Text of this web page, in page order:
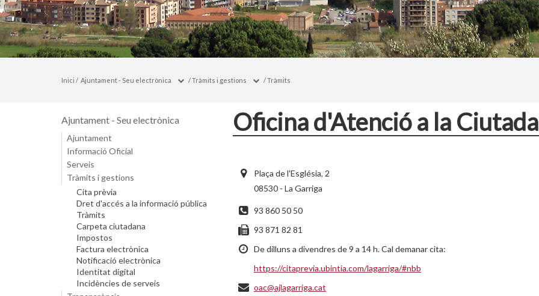
Inici / Ajuntament - Seu electrònica /Tràmits i gestions /Tràmits
Ajuntament - Seu electrònica
Ajuntament
Informació Oficial
Serveis
Tràmits i gestions
Cita prèvia
Dret d'accés a la informació pública
Tràmits
Carpeta ciutadana
Impostos
Factura electrònica
Notificació electrònica
Identitat digital
Incidències de serveis
Oficina d'Atenció a la
Plaça de l'Església, 2
08530 - La Garriga
93 860 50 50
93 871 82 81
De dilluns a divendres de 9 a 14 h. Cal demanar cita:
https://citaprevia.ubintia.com/lagarriga/#nbb
oac@ajlagarriga.cat